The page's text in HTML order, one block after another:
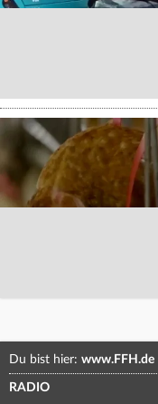
Du bist hier: www.FFH.de
RADIO